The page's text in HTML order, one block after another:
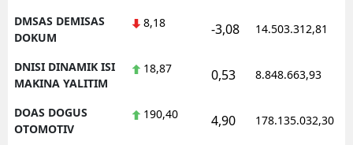
DMSAS DEMISAS
DOKUM
8,18 -3,08 14.503.312,81
DNISI DINAMIK ISI
MAKINA YALITIM
18,87 0,53 8.848.663,93
DOAS DOGUS
OTOMOTIV
190,40 4,90 178.135.032,30